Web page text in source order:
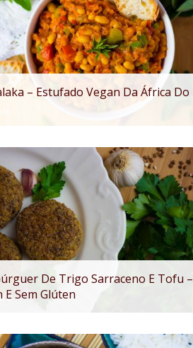
– Estufado Vegan Da África Do
De Trigo Sarraceno E Tofu –
E Sem Glúten